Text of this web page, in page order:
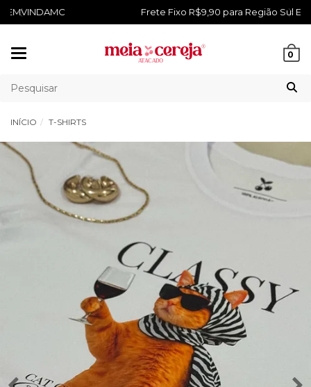
Frete Fixo R$9,90 para Região Sul E Sudeste
0
INÍCIO T-SHIRTS